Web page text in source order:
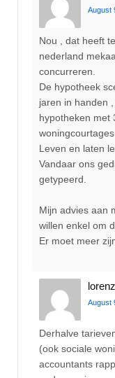
August
Nou , dat heeft
nederland
concurreren.
De hypotheek
jaren in handen
hypotheken met
Leven en laten
Vandaar ons
getypeerd.
Mijn advies aan
willen enkel om
Er moet meer
August
Derhalve
(ook sociale
accountants